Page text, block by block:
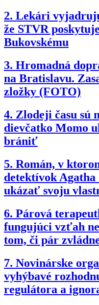
2. Lekári
že STVR
Bukovskému
3. Hromadná
na Bratislavu.
zložky (FOTO)
4. Zlodeji času sú
dievčatko Momo
brániť
5. Román, v
detektívok
ukázať svoju
6. Párová
fungujúci vzťah
tom, či pár
7. Novinárske
vyhýbavé
regulátora a